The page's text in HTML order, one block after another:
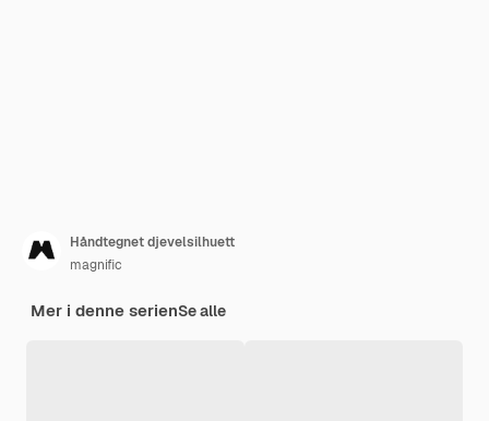
Håndtegnet djevelsilhuett
magnific
Mer i denne serienSe alle